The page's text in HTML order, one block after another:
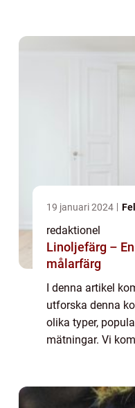
19 januari 2024
redaktionel
Linoljefärg –
målarfärg
I denna artikel
utforska denna
olika typer,
mätningar. Vi